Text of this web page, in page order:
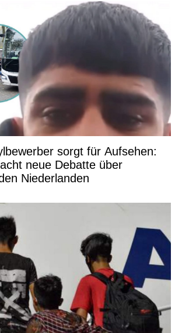
sorgt für Aufsehen:
neue Debatte über
Niederlanden